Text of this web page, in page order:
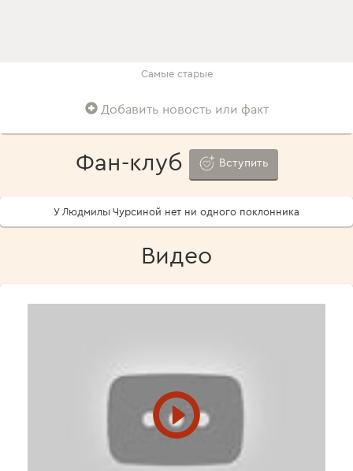
Самые старые
Добавить новость или факт
Фан-клуб Вступить
У Людмилы Чурсиной нет ни одного поклонника
Видео